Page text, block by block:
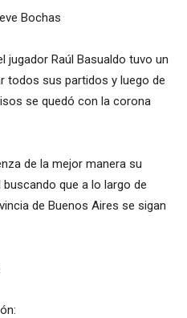
jugador Raúl Basualdo tuvo un
todos sus partidos y luego de
se quedó con la corona
de la mejor manera su
que a lo largo de
de Buenos Aires se sigan